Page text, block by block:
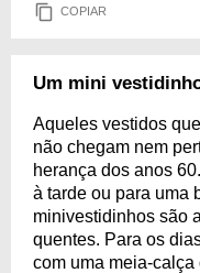
COPIAR
Um mini
Aqueles vestidos
não chegam nem
herança dos anos
à tarde ou para uma
minivestidinhos são
quentes. Para os
com uma meia-calça